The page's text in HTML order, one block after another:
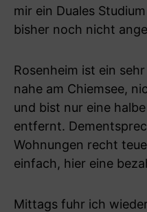
mir ein Duales
bisher noch nicht
Rosenheim ist ein
nahe am Chiemsee,
und bist nur eine
entfernt.
Wohnungen recht
einfach, hier eine
Mittags fuhr ich